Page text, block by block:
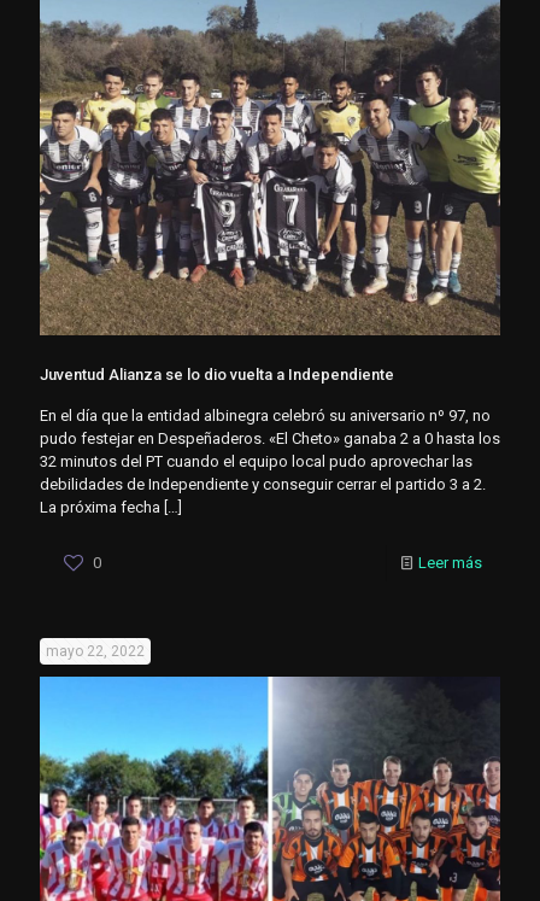
Juventud Alianza se lo dio vuelta a Independiente
En el día que la entidad albinegra celebró su aniversario nº 97, no
pudo festejar en Despeñaderos. «El Cheto» ganaba 2 a 0 hasta los
32 minutos del PT cuando el equipo local pudo aprovechar las
debilidades de Independiente y conseguir cerrar el partido 3 a 2.
La próxima fecha
0 Leer más
mayo 22, 2022